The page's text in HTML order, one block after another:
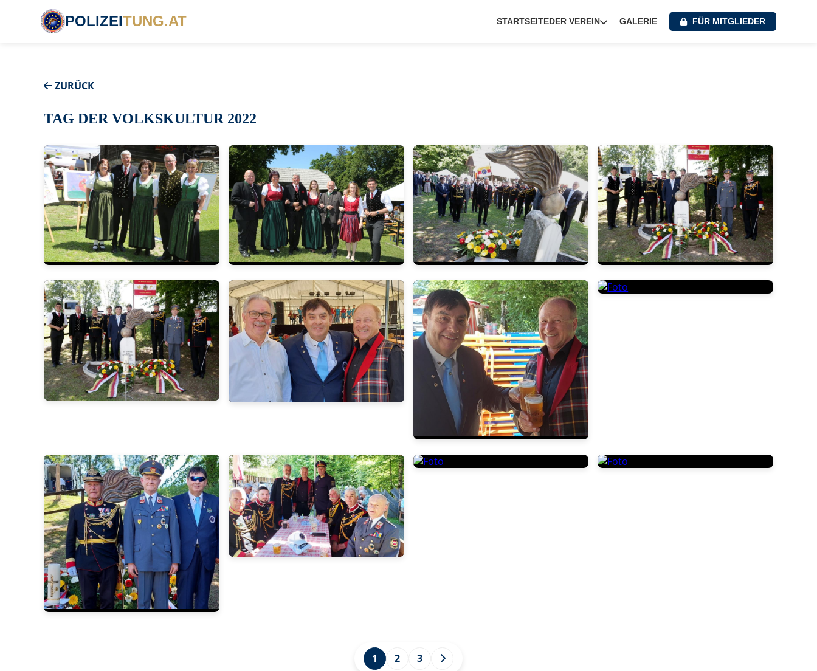
POLIZEITUNG.AT STARTSEITEDER VEREIN GALERIE FÜR MITGLIEDER
ZURÜCK
TAG DER VOLKSKULTUR 2022
1 2 3